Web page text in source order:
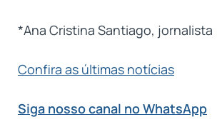
*Ana Cristina Santiago, jornalista
Confira as últimas notícias
Siga nosso canal no WhatsApp